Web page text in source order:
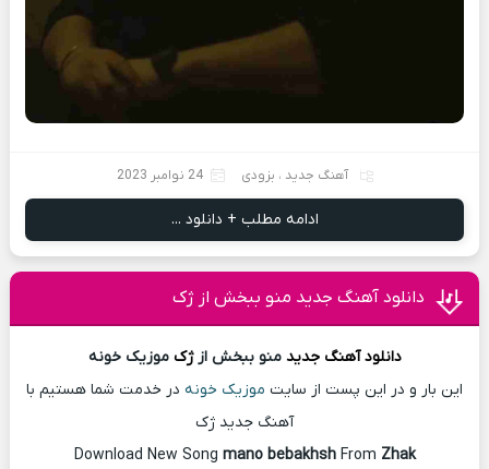
آهنگ جدید ، بزودی 24 نوامبر 2023
ادامه مطلب + دانلود ...
دانلود آهنگ جدید منو ببخش از ژک
دانلود آهنگ جدید منو ببخش ازژک موزیک خونه
این بار و در این پست از سایت موزیک خونه در خدمت شما هستیم با
آهنگ جدید ژک
Download New Song mano bebakhshFrom Zhak